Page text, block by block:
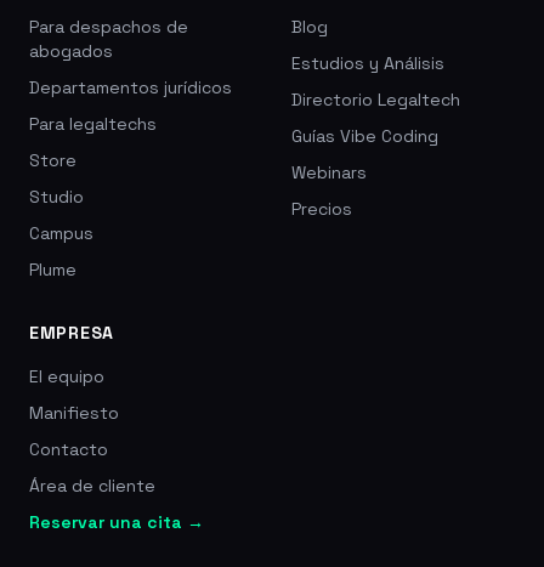
Para despachos de
abogados
Departamentos jurídicos
Para legaltechs
Store
Studio
Campus
Plume
Blog
Estudios y Análisis
Directorio Legaltech
Guías Vibe Coding
Webinars
Precios
EMPRESA
El equipo
Manifiesto
Contacto
Área de cliente
Reservar una cita →